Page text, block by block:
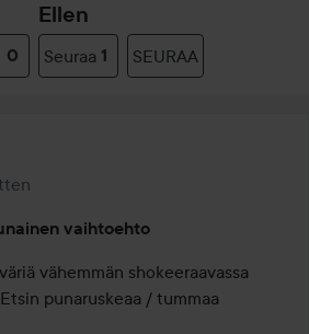
Ellen
0 Seuraa 1 SEURAA
1 vuotta sitten
vaihtoehto
vähemmän shokeeraavassa
punaruskeaa / tummaa